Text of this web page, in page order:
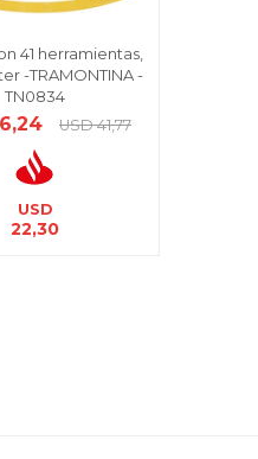
41 herramientas,
-TRAMONTINA -
TN0834
USD 41,77
USD
22,30